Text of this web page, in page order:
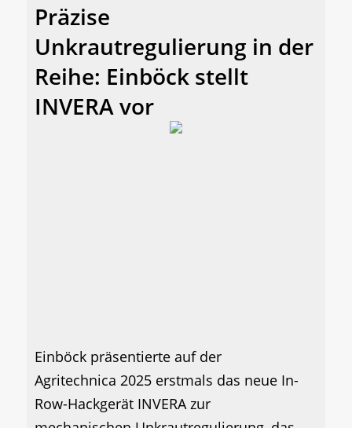
Präzise
Unkrautregulierung in der
Reihe: Einböck stellt
INVERA vor
Einböck präsentierte auf der
Agritechnica 2025 erstmals das neue In-
Row-Hackgerät INVERA zur